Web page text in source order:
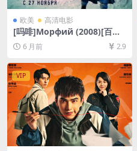
欧美 高清电影
[吗啡]Морфий (2008)[百度
网盘+夸克网盘1080P超清未
删减资源][网盘在线播放/下
载][MP4/7.5GB][中文字幕]
6 月前 2.9
VIP